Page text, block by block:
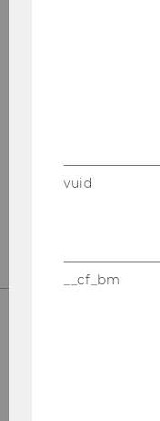
UNSERE
vuid
__cf_bm